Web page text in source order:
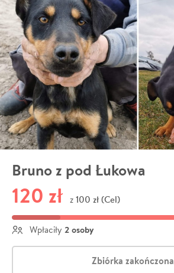
Bruno z pod Łukowa
120 zł z 100 zł (Cel)
Wpłaciły 2 osoby
Zbiórka zakończona